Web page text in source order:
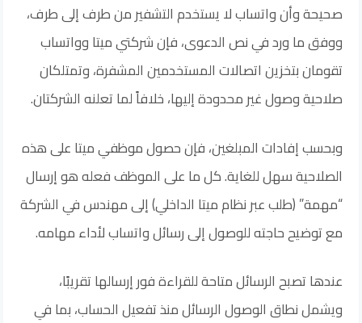
صحيحة وأن واتساب لا يستخدم التشفير من طرف إلى طرف،
ووفق ما ورد في نص الدعوى، فإن شركتي ميتا وواتساب
تقومان بتخزين اتصالات المستخدمين المشفرة، وتمتلكان
صلاحية وصول غير محدودة إليها، خلافاً لما تعلنه الشركتان.
وبحسب إفادات المبلغين، فإن حصول موظفي ميتا على هذه
الصلاحية سهل للغاية. كل ما على الموظف فعله هو إرسال
“مهمة” (طلب عبر نظام ميتا الداخلي) إلى مهندس في الشركة
مع توضيح حاجته للوصول إلى رسائل واتساب لأداء مهامه.
عندها تصبح الرسائل متاحة للقراءة فور إرسالها تقريبًا،
ويشمل نطاق الوصول الرسائل منذ تفعيل الحساب، بما في